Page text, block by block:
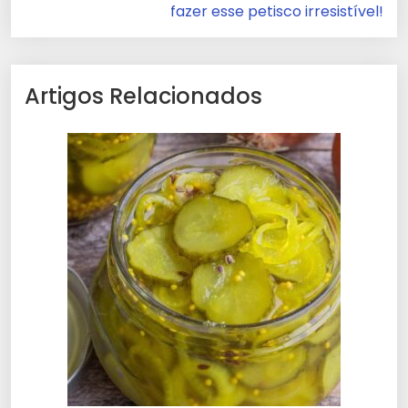
fazer esse petisco irresistível!
Artigos Relacionados